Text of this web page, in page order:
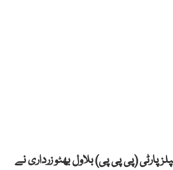
پارٹی (پی پی پی) بلاول بھٹو زرداری نے